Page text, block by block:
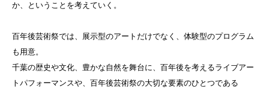
か、ということを考えていく。
百年後芸術祭では、展示型のアートだけでなく、体験型のプログラム
も用意。
千葉の歴史や文化、豊かな自然を舞台に、百年後を考えるライブアー
トパフォーマンスや、百年後芸術祭の大切な要素のひとつである